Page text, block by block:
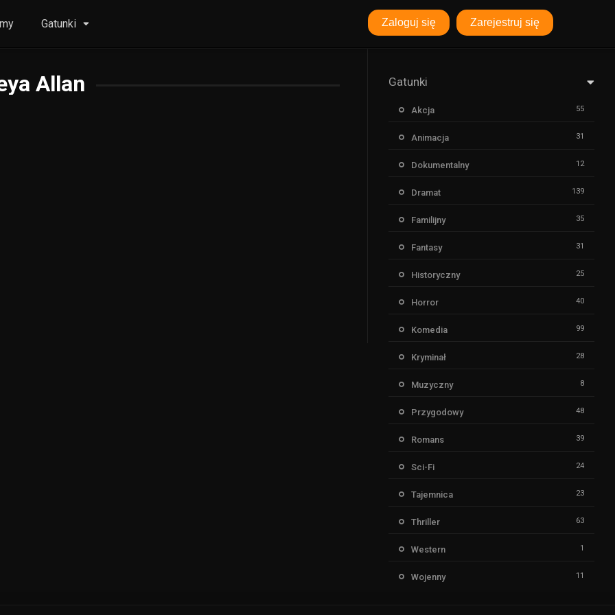
Gatunki Zarejestruj się
Zaloguj się
Allan Gatunki
Akcja 55
Animacja 31
Dokumentalny 12
Dramat 139
Familijny 35
Fantasy 31
Historyczny 25
Horror 40
Komedia 99
Kryminał 28
Muzyczny 8
Przygodowy 48
Romans 39
Sci-Fi 24
Tajemnica 23
Thriller 63
Western 1
Wojenny 11